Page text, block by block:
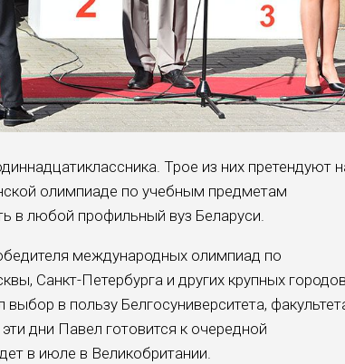
Трое из них претендуют
олимпиаде по учебным предметам
в любой профильный вуз Беларуси.
международных олимпиад по
Санкт-Петербурга и других крупных
в пользу Белгосуниверситета,
дни Павел готовится к очередной
в июле в Великобритании.